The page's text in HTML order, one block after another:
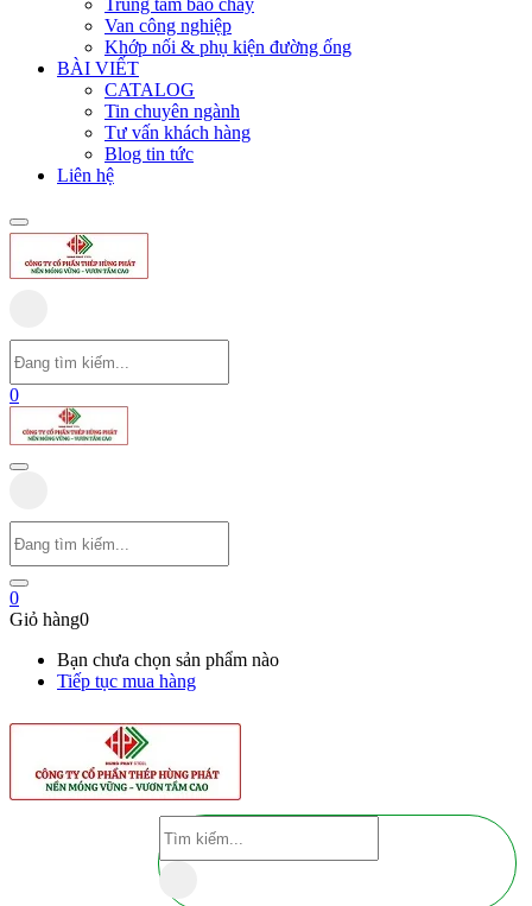
Trung tâm báo cháy
Van công nghiệp
Khớp nối & phụ kiện đường ống
BÀI VIẾT
CATALOG
Tin chuyên ngành
Tư vấn khách hàng
Blog tin tức
Liên hệ
0
0
Giỏ hàng0
Bạn chưa chọn sản phẩm nào
Tiếp tục mua hàng